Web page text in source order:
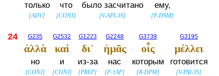
только
[ADV]
что
[CONJ]
было засчитано
[V-API-3S]
ему,
[P-DSM]
24 G235
ἀλλὰ
но
[CONJ]
G2532
καὶ
и
[CONJ]
G1223
δι᾽
из-за
[PREP]
G2248
ἡμᾶς
нас
[P-1AP]
G3739
οἷς
которым
[R-DPM]
G3195
μέλλει
готовится
[V-PAI-3S]